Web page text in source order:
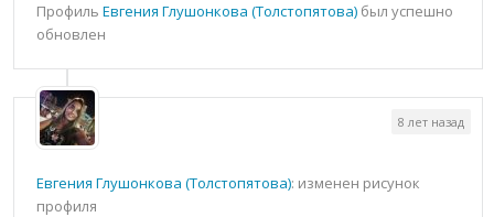
Профиль Евгения Глушонкова (Толстопятова) был успешно
обновлен
Евгения Глушонкова (Толстопятова): изменен рисунок
профиля
8 лет назад